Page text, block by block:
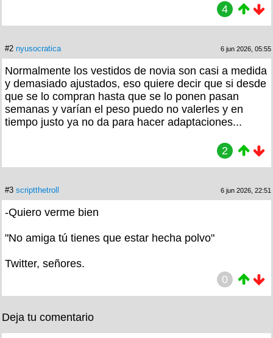
4
#2 nyusocratica 6 jun 2026, 05:55
Normalmente los vestidos de novia son casi a medida
y demasiado ajustados, eso quiere decir que si desde
que se lo compran hasta que se lo ponen pasan
semanas y varían el peso puedo no valerles y en
tiempo justo ya no da para hacer adaptaciones...
2
#3 scriptthetroll 6 jun 2026, 22:51
-Quiero verme bien
"No amiga tú tienes que estar hecha polvo"
Twitter, señores.
0
Deja tu comentario